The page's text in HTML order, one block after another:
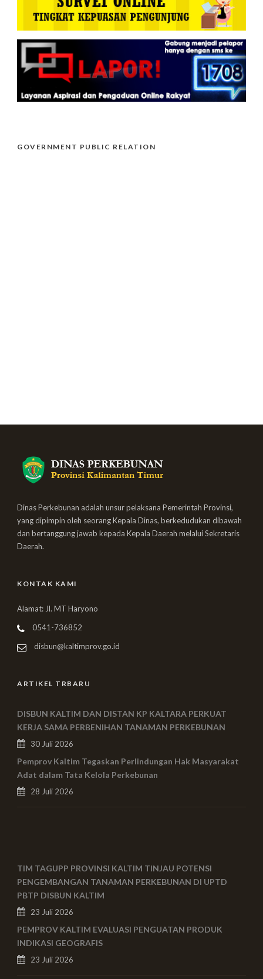
GOVERNMENT PUBLIC RELATION
Dinas Perkebunan adalah unsur pelaksana Pemerintah Provinsi,
yang dipimpin oleh seorang Kepala Dinas, berkedudukan dibawah
dan bertanggung jawab kepada Kepala Daerah melalui Sekretaris
Daerah.
KONTAK KAMI
Alamat: Jl. MT Haryono
0541-736852
disbun@kaltimprov.go.id
ARTIKEL TRBARU
DISBUN KALTIM DAN DISTAN KP KALTARA PERKUAT
KERJA SAMA PERBENIHAN TANAMAN PERKEBUNAN
30 Juli 2026
Pemprov Kaltim Tegaskan Perlindungan Hak Masyarakat
Adat dalam Tata Kelola Perkebunan
28 Juli 2026
TIM TAGUPP PROVINSI KALTIM TINJAU POTENSI
PENGEMBANGAN TANAMAN PERKEBUNAN DI UPTD
PBTP DISBUN KALTIM
23 Juli 2026
PEMPROV KALTIM EVALUASI PENGUATAN PRODUK
INDIKASI GEOGRAFIS
23 Juli 2026